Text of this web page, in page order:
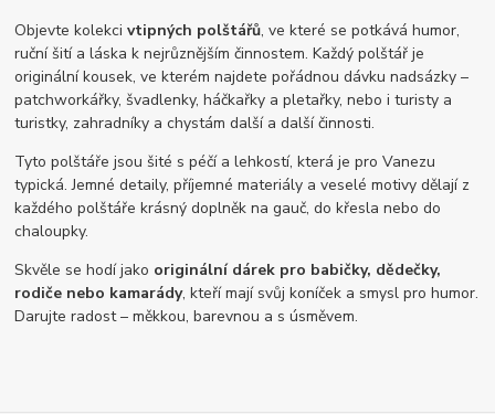
Objevte kolekcivtipných polštářů, ve které se potkává humor,
ruční šití a láska k nejrůznějším činnostem. Každý polštář je
originální kousek, ve kterém najdete pořádnou dávku nadsázky –
patchworkářky, švadlenky, háčkařky a pletařky, nebo i turisty a
turistky, zahradníky a chystám další a další činnosti.
Tyto polštáře jsou šité s péčí a lehkostí, která je pro Vanezu
typická. Jemné detaily, příjemné materiály a veselé motivy dělají z
každého polštáře krásný doplněk na gauč, do křesla nebo do
chaloupky.
Skvěle se hodí jako originální dárek pro babičky, dědečky,
rodiče nebo kamarády, kteří mají svůj koníček a smysl pro humor.
Darujte radost – měkkou, barevnou a s úsměvem.